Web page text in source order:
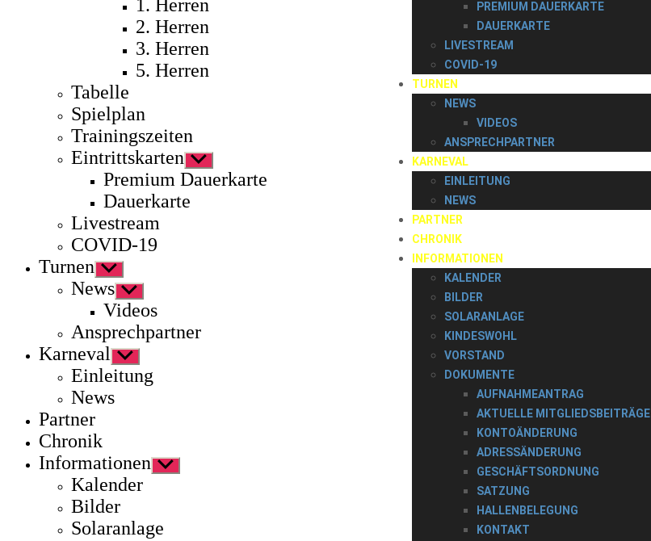
PREMIUM DAUERKARTE
DAUERKARTE
LIVESTREAM
COVID-19
TURNEN
NEWS
VIDEOS
ANSPRECHPARTNER
KARNEVAL
EINLEITUNG
NEWS
PARTNER
CHRONIK
INFORMATIONEN
KALENDER
BILDER
SOLARANLAGE
KINDESWOHL
VORSTAND
DOKUMENTE
AUFNAHMEANTRAG
AKTUELLE MITGLIEDSBEITRÄGE
KONTOÄNDERUNG
ADRESSÄNDERUNG
GESCHÄFTSORDNUNG
SATZUNG
HALLENBELEGUNG
KONTAKT
1. Herren
2. Herren
3. Herren
5. Herren
Tabelle
Spielplan
Trainingszeiten
Eintrittskarten Untermenü
anzeigen
Premium Dauerkarte
Dauerkarte
Livestream
COVID-19
Turnen Untermenü
anzeigen
News Untermenü
anzeigen
Videos
Ansprechpartner
Karneval
Untermenü
anzeigen
Einleitung
News
Partner
Chronik
Informationen Untermenü
anzeigen
Kalender
Bilder
Solaranlage